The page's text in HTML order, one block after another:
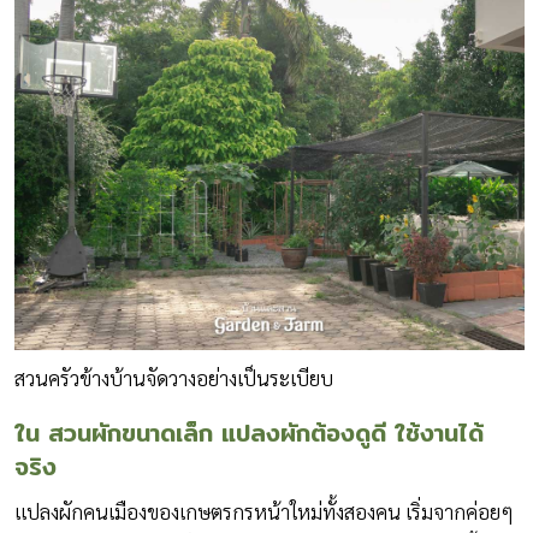
สวนครัวข้างบ้านจัดวางอย่างเป็นระเบียบ
ใน สวนผักขนาดเล็ก แปลงผักต้องดูดี ใช้งานได้
จริง
แปลงผักคนเมืองของเกษตรกรหน้าใหม่ทั้งสองคน เริ่มจากค่อยๆ